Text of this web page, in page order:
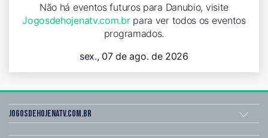
Não há eventos futuros para Danubio, visite
Jogosdehojenatv.com.brpara ver todos os eventos
programados.
sex., 07 de ago. de 2026
Jogosdehojenatv.com.br